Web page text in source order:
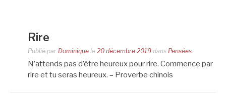
Rire
Publié par Dominique le 20 décembre 2019 dans Pensées
N’attends pas d’être heureux pour rire. Commence par
rire et tu seras heureux. – Proverbe chinois